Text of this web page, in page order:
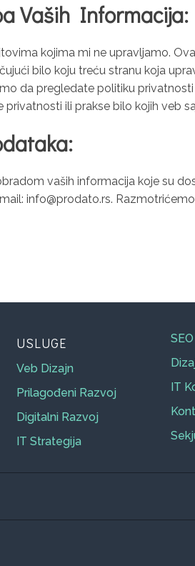
Vaših Informacija:
kojima mi ne upravljamo.
bilo koju treću stranu koja
da pregledate politiku
ili prakse bilo kojih veb
vaših informacija koje su
info@prodato.rs.
USLUGE
Veb Dizajn
Prilagođeni Razvoj
Digitalni Razvoj
IT Strategija
SEO
IT